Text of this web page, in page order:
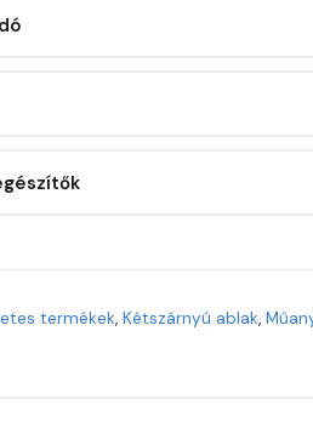
termékek,Kétszárnyú ablak,